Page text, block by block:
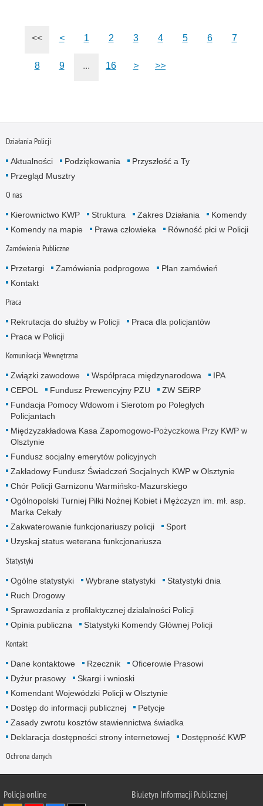
<< < 1 2 3 4 5 6 7
8 9 ... 16 > >>
Działania Policji
Aktualności Podziękowania
Przyszłość a Ty
Przegląd Musztry
O nas
Kierownictwo KWP Struktura Zakres Działania
Komendy
Komendy na mapie
Prawa człowieka Równość płci w Policji
Zamówienia Publiczne
Przetargi Zamówienia podprogowe
Plan zamówień
Kontakt
Praca
Rekrutacja do służby w Policji
Praca dla policjantów
Praca w Policji
Komunikacja Wewnętrzna
Związki zawodowe Współpraca międzynarodowa
IPA
CEPOL
Fundusz Prewencyjny PZU
ZW SEiRP
Fundacja Pomocy Wdowom i Sierotom po Poległych
Policjantach
Międzyzakładowa Kasa Zapomogowo-Pożyczkowa Przy KWP w
Olsztynie
Fundusz socjalny emerytów policyjnych
Zakładowy Fundusz Świadczeń Socjalnych KWP w Olsztynie
Chór Policji Garnizonu Warmińsko-Mazurskiego
Ogólnopolski Turniej Piłki Nożnej Kobiet i Mężczyzn im. mł. asp.
Marka Cekały
Zakwaterowanie funkcjonariuszy policji
Sport
Uzyskaj status weterana funkcjonariusza
Statystyki
Ogólne statystyki Wybrane statystyki
Statystyki dnia
Ruch Drogowy
Sprawozdania z profilaktycznej działalności Policji
Opinia publiczna
Statystyki Komendy Głównej Policji
Kontakt
Dane kontaktowe Rzecznik
Oficerowie Prasowi
Dyżur prasowy
Skargi i wnioski
Komendant Wojewódzki Policji w Olsztynie
Dostęp do informacji publicznej
Petycje
Zasady zwrotu kosztów stawiennictwa świadka
Deklaracja dostępności strony internetowej
Dostępność KWP
Ochrona danych
Policja online Biuletyn Informacji Publicznej